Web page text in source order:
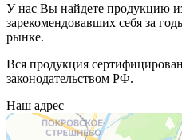
У нас Вы найдете продукцию
зарекомендовавших себя за
рынке.
Вся продукция
законодательством РФ.
Наш адрес